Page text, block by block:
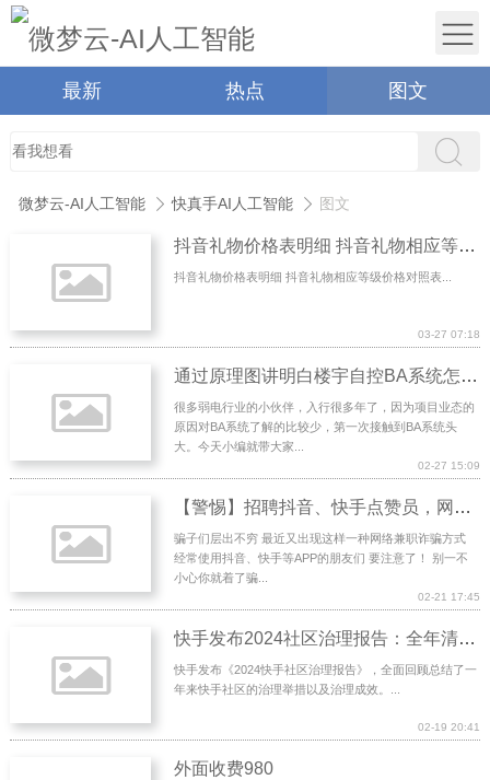
最新 热点 图文
微梦云-AI人工智能 快真手AI人工智能 图文
抖音礼物价格表明细 抖音礼物相应等级价格对照表
抖音礼物价格表明细 抖音礼物相应等级价格对照表...
03-27 07:18
通过原理图讲明白楼宇自控BA系统怎么控制监测新风空调、给排水、变配电、电梯等系统
很多弱电行业的小伙伴，入行很多年了，因为项目业态的
原因对BA系统了解的比较少，第一次接触到BA系统头
大。今天小编就带大家...
02-27 15:09
【警惕】招聘抖音、快手点赞员，网络兼职骗局又来了！
骗子们层出不穷 最近又出现这样一种网络兼职诈骗方式
经常使用抖音、快手等APP的朋友们 要注意了！ 别一不
小心你就着了骗...
02-21 17:45
快手发布2024社区治理报告：全年清理谣言视频51万余条
快手发布《2024快手社区治理报告》，全面回顾总结了一
年来快手社区的治理举措以及治理成效。...
02-19 20:41
外面收费980